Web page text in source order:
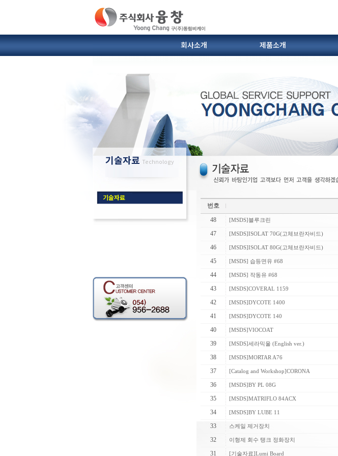
회사소개 제품소개
기술자료 Technology
기술자료
번호
48
[MSDS]블루크린
47
[MSDS]ISOLAT 70G(고체브란자비드)
46
[MSDS]ISOLAT 80G(고체브란자비드)
45
[MSDS] 습등면유 #68
44
[MSDS] 작동유 #68
43
[MSDS]COVERAL 1159
42
[MSDS]DYCOTE 1400
41
[MSDS]DYCOTE 140
40
[MSDS]VIOCOAT
39
[MSDS]세라믹울 (English ver.)
38
[MSDS]MORTAR A76
37
[Catalog and Workshop]CORONA
36
[MSDS]BY PL 08G
35
[MSDS]MATRIFLO 84ACX
34
[MSDS]BY LUBE 11
33
스케일 제거장치
32
이형제 회수 탱크 정화장치
31
[기술자료]Lumi Board